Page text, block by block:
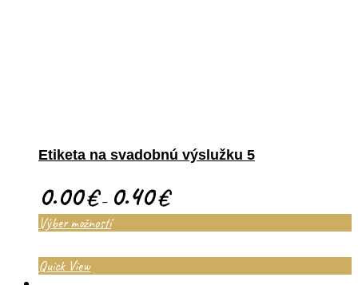
Etiketa na svadobnú výslužku 5
0.00€– 0.40€
Výber možností
Quick View